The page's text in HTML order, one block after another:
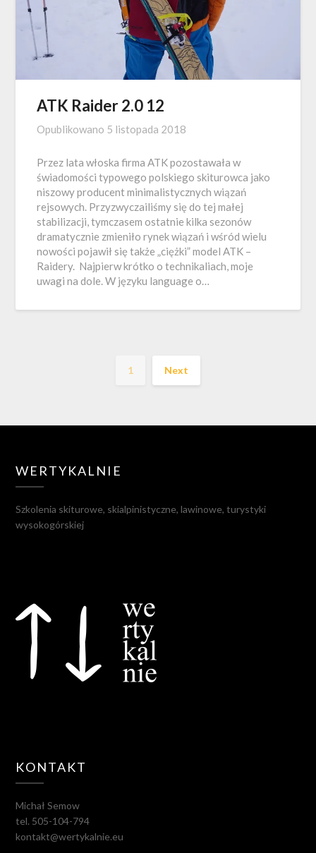
ATK Raider 2.0 12
Opublikowano 5 listopada 2018
Przez lata włoska firma ATK pozostawała w
świadomości typowego polskiego skiturowca jako
niszowy producent minimalistycznych wiązań
rejsowych. Przyzwyczailiśmy się do tej małej
stabilizacji, tymczasem ostatnie kilka sezonów
dramatycznie zmieniło rynek wiązań i wśród wielu
nowości pojawił się także „ciężki” model ATK –
Raidery. Najpierw krótko o technikaliach, moje
uwagi na dole. W języku language o…
1 Next
WERTYKALNIE
Szkolenia skiturowe, skialpinistyczne, lawinowe, turystyki
wysokogórskiej
KONTAKT
Michał Semow
tel. 505-104-794
kontakt@wertykalnie.eu